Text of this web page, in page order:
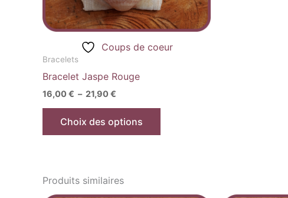
Coups de coeur
Bracelets
Bracelet Jaspe Rouge
16,00 € – 21,90 €
Choix des options
choisies
sur
page
Produits similaires